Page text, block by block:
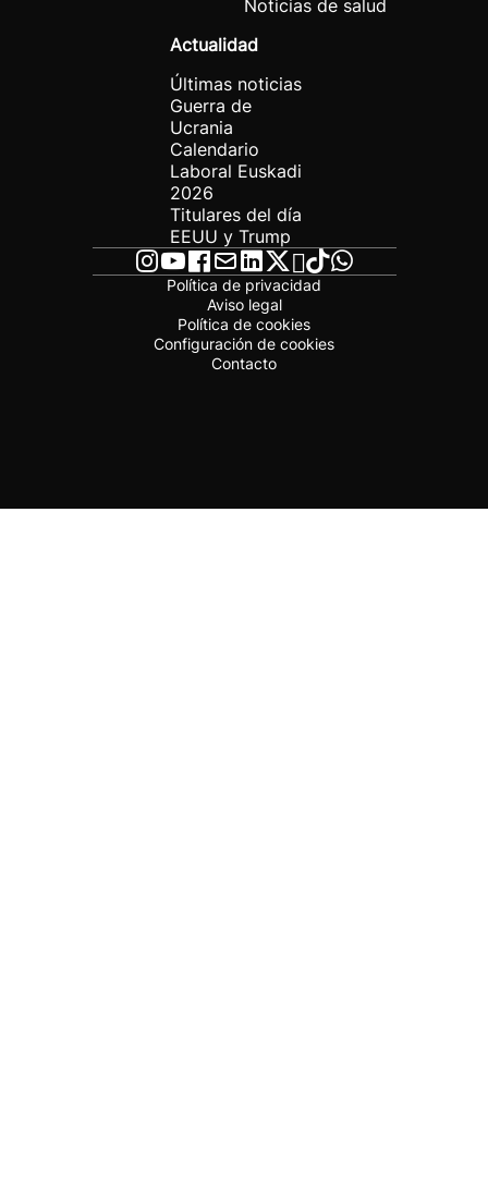
Noticias de salud
Actualidad
Últimas noticias
Guerra de
Ucrania
Calendario
Laboral Euskadi
2026
Titulares del día
EEUU y Trump
Política de privacidad
Aviso legal
Política de cookies
Configuración de cookies
Contacto